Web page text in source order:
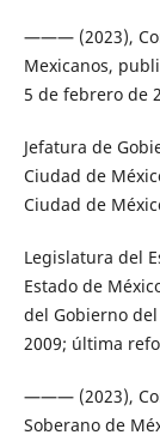
——— (2023),
Mexicanos,
5 de febrero de
Jefatura de
Ciudad de
Ciudad de
Legislatura del
Estado de
del Gobierno
2009; última
——— (2023),
Soberano de